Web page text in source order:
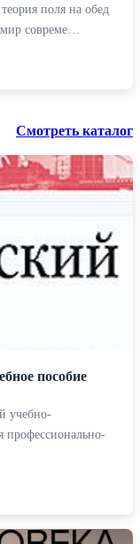
поля на обед
мир совреме…
Смотреть каталог
пособие
учебно-
профессионально-